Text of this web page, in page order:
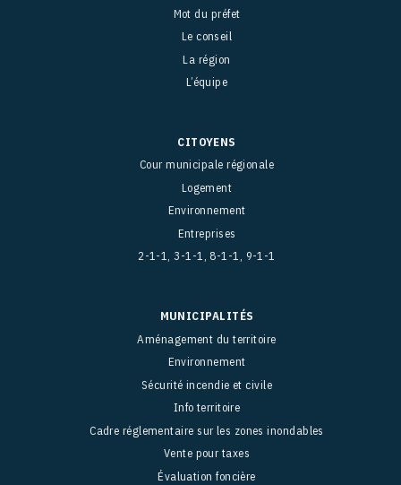
Mot du préfet
Le conseil
La région
L’équipe
CITOYENS
Cour municipale régionale
Logement
Environnement
Entreprises
2-1-1, 3-1-1, 8-1-1, 9-1-1
MUNICIPALITÉS
Aménagement du territoire
Environnement
Sécurité incendie et civile
Info territoire
Cadre réglementaire sur les zones inondables
Vente pour taxes
Évaluation foncière